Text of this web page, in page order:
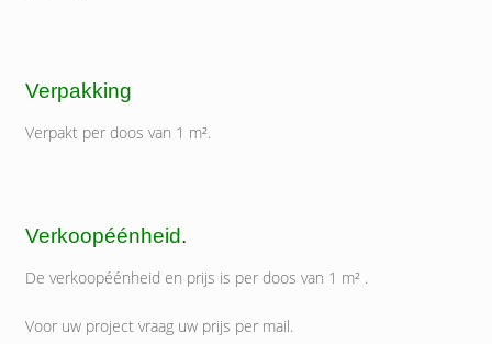
Verpakking
Verpakt per doos van 1 m².
Verkoopéénheid.
De verkoopéénheid en prijs is per doos van 1 m² .
Voor uw project vraag uw prijs per mail.